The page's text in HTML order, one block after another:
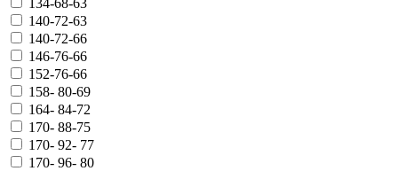
140-72-63
140-72-66
146-76-66
152-76-66
158- 80-69
164- 84-72
170- 88-75
170- 92- 77
170- 96- 80